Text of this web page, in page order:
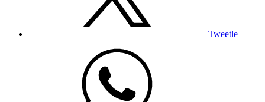
Tweetle